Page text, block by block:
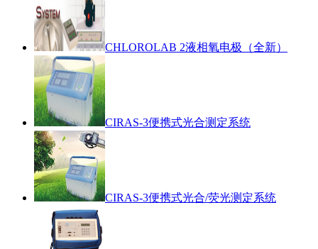
CHLOROLAB 2液相氧电极（全新）
CIRAS-3便携式光合测定系统
CIRAS-3便携式光合/荧光测定系统